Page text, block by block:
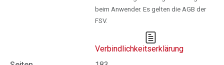
beim Anwender. Es gelten die AGB der
FSV.
Verbindlichkeitserklärung